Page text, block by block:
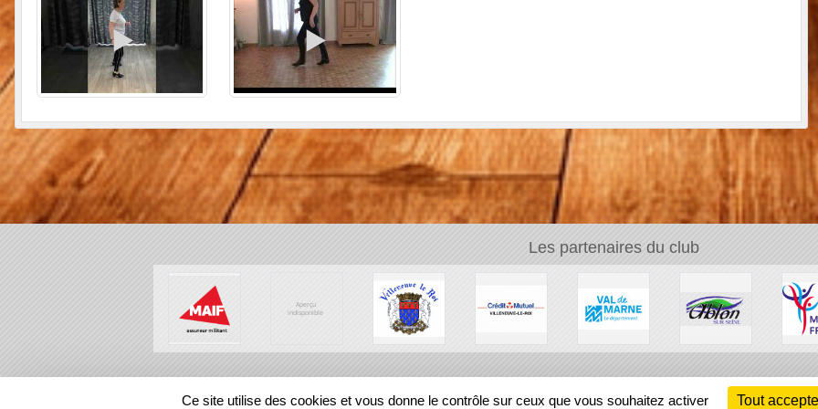
Les partenaires du club
REGIONS
Ce site utilise des cookies et vous donne le contrôle sur ceux que vous souhaitez activer Tout